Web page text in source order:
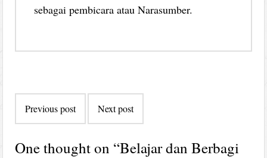
sebagai pembicara atau Narasumber.
navigation
Previous post Next post
One thought on “Belajar dan Berbagi